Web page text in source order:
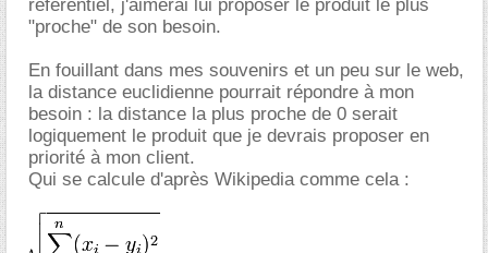
référentiel, j'aimerai lui proposer le produit le plus
"proche" de son besoin.
En fouillant dans mes souvenirs et un peu sur le web,
la distance euclidienne pourrait répondre à mon
besoin : la distance la plus proche de 0 serait
logiquement le produit que je devrais proposer en
priorité à mon client.
Qui se calcule d'après Wikipedia comme cela :